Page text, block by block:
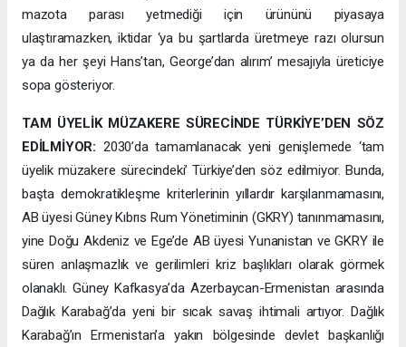
mazota parası yetmediği için ürününü piyasaya
ulaştıramazken, iktidar ‘ya bu şartlarda üretmeye razı olursun
ya da her şeyi Hans’tan, George’dan alırım’ mesajıyla üreticiye
sopa gösteriyor.
TAM ÜYELİK MÜZAKERE SÜRECİNDE TÜRKİYE’DEN SÖZ
EDİLMİYOR: 2030’da tamamlanacak yeni genişlemede ‘tam
üyelik müzakere sürecindeki’ Türkiye’den söz edilmiyor. Bunda,
başta demokratikleşme kriterlerinin yıllardır karşılanmamasını,
AB üyesi Güney Kıbrıs Rum Yönetiminin (GKRY) tanınmamasını,
yine Doğu Akdeniz ve Ege’de AB üyesi Yunanistan ve GKRY ile
süren anlaşmazlık ve gerilimleri kriz başlıkları olarak görmek
olanaklı. Güney Kafkasya’da Azerbaycan-Ermenistan arasında
Dağlık Karabağ’da yeni bir sıcak savaş ihtimali artıyor. Dağlık
Karabağ’ın Ermenistan’a yakın bölgesinde devlet başkanlığı